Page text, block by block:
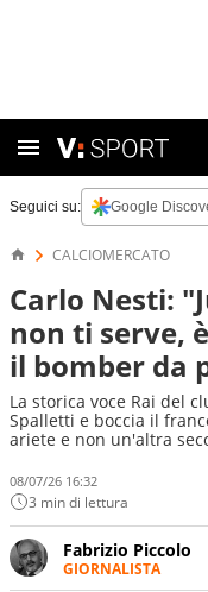
Seguici su: Google
CALCIOMERCATO
Carlo Nesti:
non ti serve,
il bomber da
La storica voce Rai del
Spalletti e boccia il
ariete e non un'altra
08/07/26 16:32
3 min di lettura
Fabrizio Piccolo
GIORNALISTA